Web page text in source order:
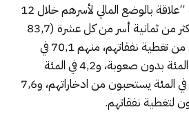
وأوضحت المندوبية أنه “علاقة بالوضع المالي لأسرهم خلال 12
شهرا الماضية، صرحت أكثر من ثمانية أسر من كل عشرة (83,7
في المئة) بأنهم يتمكنون من تغطية نفقاتهم، منهم 70,1 في
المئة بصعوبة و13,6 في المئة بدون صعوبة، و4,2 في المئة
تمكنوا من الادخار، و4,4 في المئة يستحبون من ادخاراتهم، و7,6
لتغطية نفقاتهم.